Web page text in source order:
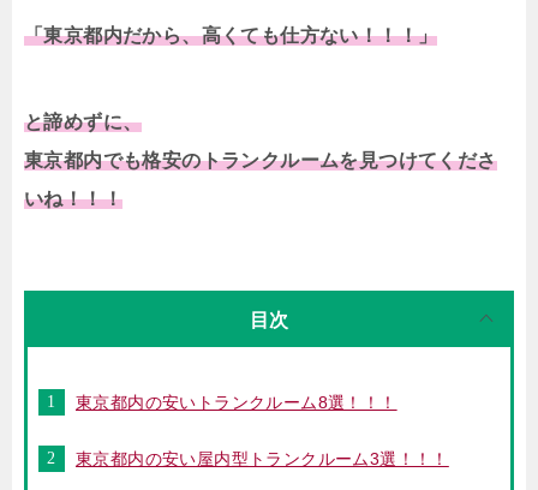
「東京都内だから、高くても仕方ない！！！」
と諦めずに、
東京都内でも格安のトランクルームを見つけてくださ
いね！！！
目次
東京都内の安いトランクルーム8選！！！
東京都内の安い屋内型トランクルーム3選！！！